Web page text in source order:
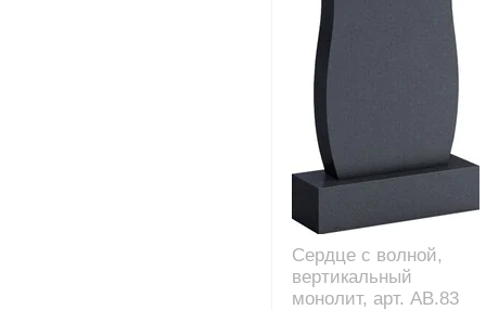
Сердце с волной,
вертикальный
монолит, арт. AB.83